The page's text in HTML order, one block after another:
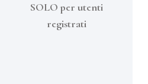
SOLO per utenti
registrati